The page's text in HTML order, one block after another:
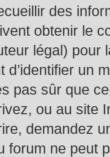
des
obtenir le
légal)
d’identifier un
pas sûr que
ou au site
demandez
forum ne peut